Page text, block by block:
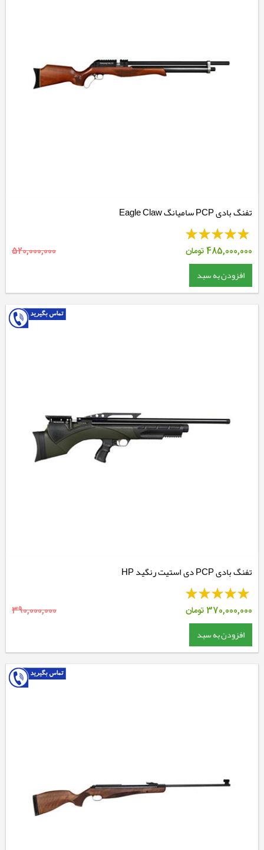
تفنگ بادی PCP سامیانگ Eagle Claw
485,000,000تومان 520,000,000
افزودن به سبد
تفنگ بادی PCP دی استیت رنگید HP
370,000,000تومان 390,000,000
افزودن به سبد